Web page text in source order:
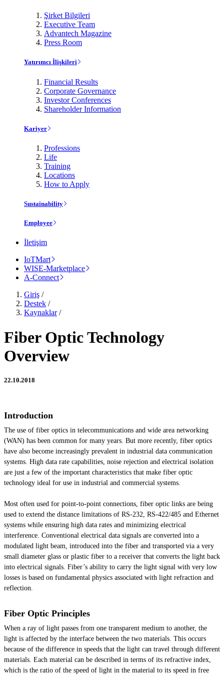
Şirket Bilgileri
Executive Team
Advantech Magazine
Press Room
Yatırımcı İlişkileri
Financial Results
Corporate Governance
Investor Conferences
Shareholder Information
Kariyer
Professions
Life
Training
Locations
How to Apply
Sustainability
Employee
İletişim
IoTMart
WISE-Marketplace
A-Connect
Giriş /
Destek /
Kaynaklar/
Fiber Optic Technology
Overview
22.10.2018
Introduction
The use of fiber optics in telecommunications and wide area networking
(WAN) has been common for many years. But more recently, fiber optics
have also become increasingly prevalent in industrial data communication
systems. High data rate capabilities, noise rejection and electrical isolation
are just a few of the important characteristics that make fiber optic
technology ideal for use in industrial and commercial systems.
Most often used for point-to-point connections, fiber optic links are being
used to extend the distance limitations of RS-232, RS-422/485 and Ethernet
systems while ensuring high data rates and minimizing electrical
interference. Conventional electrical data signals are converted into a
modulated light beam, introduced into the fiber and transported via a very
small diameter glass or plastic fiber to a receiver that converts the light back
into electrical signals. Fiber’s ability to carry the light signal with very low
losses is based on fundamental physics associated with light refraction and
reflection.
Fiber Optic Principles
When a ray of light passes from one transparent medium to another, the
light is affected by the interface between the two materials. This occurs
because of the difference in speeds that the light can travel through different
materials. Each material can be described in terms of its refractive index,
which is the ratio of the speed of light in the material to its speed in free